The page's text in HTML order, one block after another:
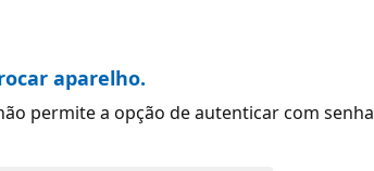
aparelho.
permite a opção de autenticar com